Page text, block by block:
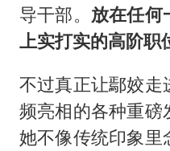
导干部。 放在任何
上实打实的高阶职
不过真正让鄢姣走
频亮相的各种重磅
她不像传统印象里